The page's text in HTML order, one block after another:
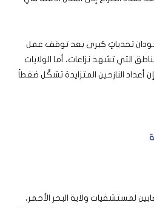
تحدياتٍ كبرى بعد توقف عمل
التي تشهد نزاعات، أما الولايات
أعداد النازحين المتزايدة تشكِّل ضغطاً
لمستشفيات ولاية البحر الأحمر،